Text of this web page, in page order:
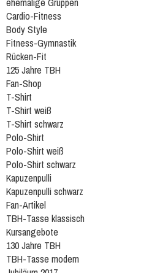
Cardio-Fitness
Body Style
Fitness-Gymnastik
Rücken-Fit
125 Jahre TBH
Fan-Shop
T-Shirt
T-Shirt weiß
T-Shirt schwarz
Polo-Shirt
Polo-Shirt weiß
Polo-Shirt schwarz
Kapuzenpulli
Kapuzenpulli schwarz
Fan-Artikel
TBH-Tasse klassisch
Kursangebote
130 Jahre TBH
TBH-Tasse modern